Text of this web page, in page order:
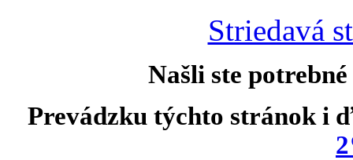
Striedavá
Našli ste
Prevádzku týchto stránok i